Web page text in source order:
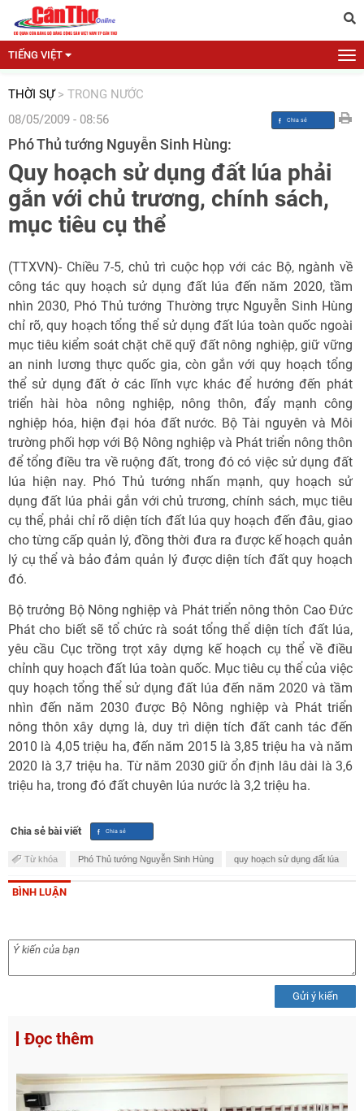
TIẾNG VIỆT
THỜI SỰ > TRONG NƯỚC
08/05/2009 - 08:56
Phó Thủ tướng Nguyễn Sinh Hùng:
Quy hoạch sử dụng đất lúa phải
gắn với chủ trương, chính sách,
mục tiêu cụ thể
(TTXVN)- Chiều 7-5, chủ trì cuộc họp với các Bộ, ngành về
công tác quy hoạch sử dụng đất lúa đến năm 2020, tầm
nhìn 2030, Phó Thủ tướng Thường trực Nguyễn Sinh Hùng
chỉ rõ, quy hoạch tổng thể sử dụng đất lúa toàn quốc ngoài
mục tiêu kiểm soát chặt chẽ quỹ đất nông nghiệp, giữ vững
an ninh lương thực quốc gia, còn gắn với quy hoạch tổng
thể sử dụng đất ở các lĩnh vực khác để hướng đến phát
triển hài hòa nông nghiệp, nông thôn, đẩy mạnh công
nghiệp hóa, hiện đại hóa đất nước. Bộ Tài nguyên và Môi
trường phối hợp với Bộ Nông nghiệp và Phát triển nông thôn
để tổng điều tra về ruộng đất, trong đó có việc sử dụng đất
lúa hiện nay. Phó Thủ tướng nhấn mạnh, quy hoạch sử
dụng đất lúa phải gắn với chủ trương, chính sách, mục tiêu
cụ thể, phải chỉ rõ diện tích đất lúa quy hoạch đến đâu, giao
cho từng cấp quản lý, đồng thời đưa ra được kế hoạch quản
lý cụ thể và bảo đảm quản lý được diện tích đất quy hoạch
đó.
Bộ trưởng Bộ Nông nghiệp và Phát triển nông thôn Cao Đức
Phát cho biết sẽ tổ chức rà soát tổng thể diện tích đất lúa,
yêu cầu Cục trồng trọt xây dựng kế hoạch cụ thể về điều
chỉnh quy hoạch đất lúa toàn quốc. Mục tiêu cụ thể của việc
quy hoạch tổng thể sử dụng đất lúa đến năm 2020 và tầm
nhìn đến năm 2030 được Bộ Nông nghiệp và Phát triển
nông thôn xây dựng là, duy trì diện tích đất canh tác đến
2010 là 4,05 triệu ha, đến năm 2015 là 3,85 triệu ha và năm
2020 là 3,7 triệu ha. Từ năm 2030 giữ ổn định lâu dài là 3,6
triệu ha, trong đó đất chuyên lúa nước là 3,2 triệu ha.
Chia sẻ bài viết
Từ khóa Phó Thủ tướng Nguyễn Sinh Hùng quy hoạch sử dụng đất lúa
BÌNH LUẬN
Gửi ý kiến
Đọc thêm